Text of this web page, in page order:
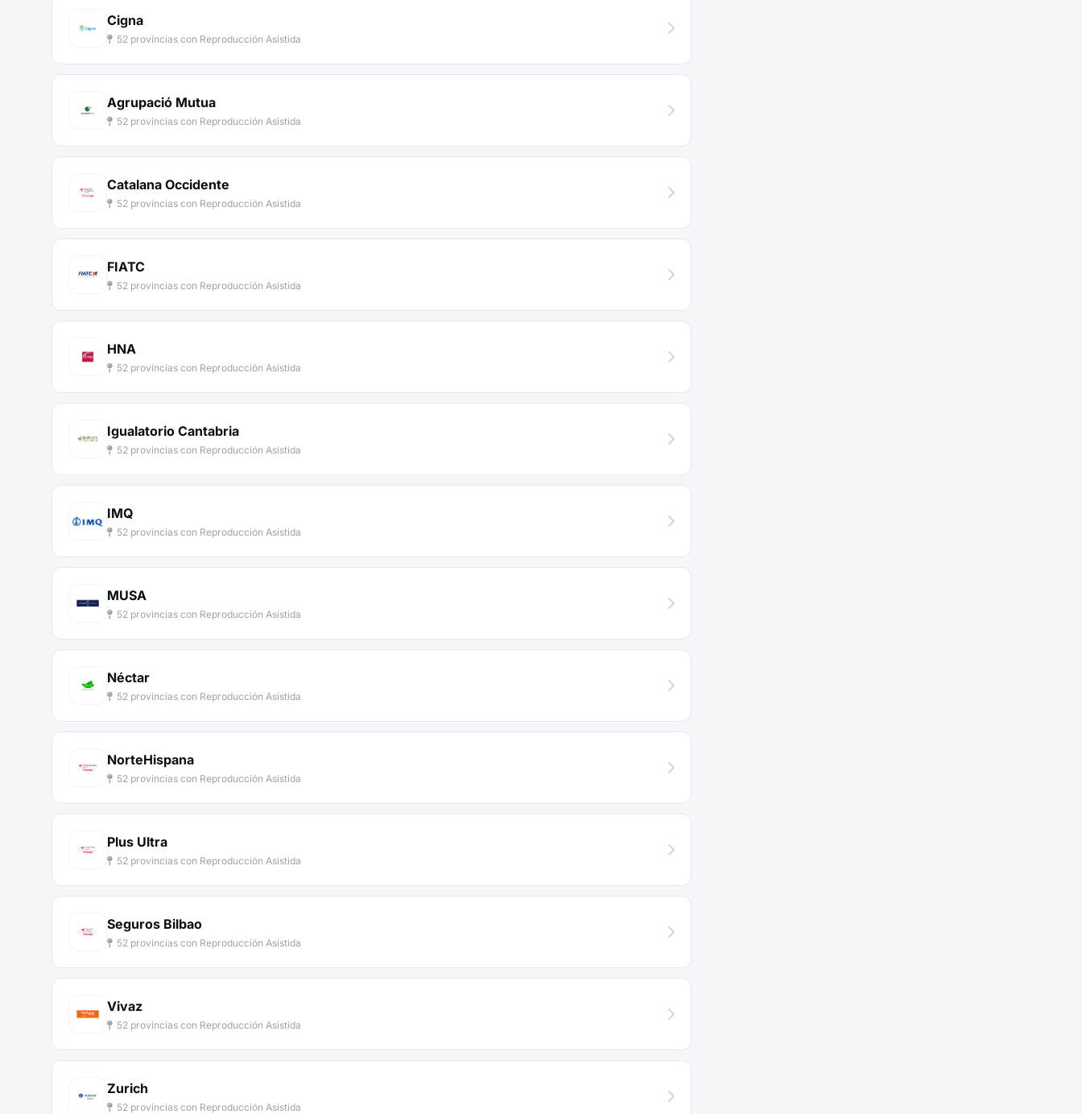
Cigna
52 provincias con Reproducción Asistida
Agrupació Mutua
52 provincias con Reproducción Asistida
Catalana Occidente
52 provincias con Reproducción Asistida
FIATC
52 provincias con Reproducción Asistida
HNA
52 provincias con Reproducción Asistida
Igualatorio Cantabria
52 provincias con Reproducción Asistida
IMQ
52 provincias con Reproducción Asistida
MUSA
52 provincias con Reproducción Asistida
Néctar
52 provincias con Reproducción Asistida
NorteHispana
52 provincias con Reproducción Asistida
Plus Ultra
52 provincias con Reproducción Asistida
Seguros Bilbao
52 provincias con Reproducción Asistida
Vivaz
52 provincias con Reproducción Asistida
Zurich
52 provincias con Reproducción Asistida